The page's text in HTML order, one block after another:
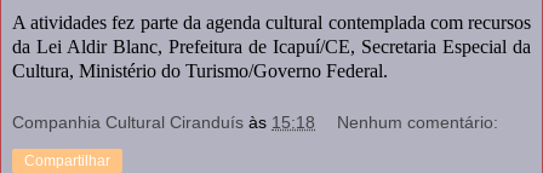
A atividades fez parte da agenda cultural contemplada com recursos
da Lei Aldir Blanc, Prefeitura de Icapuí/CE, Secretaria Especial da
Cultura, Ministério do Turismo/Governo Federal.
Companhia Cultural Ciranduís às 15:18 Nenhum comentário:
Compartilhar